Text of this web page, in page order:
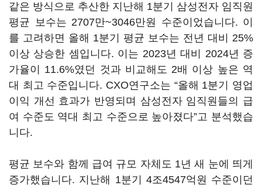
같은 방식으로 추산한 지난해 1분기 삼성전자 임직원
평균 보수는 2707만~3046만원 수준이었습니다. 이
를 고려하면 올해 1분기 평균 보수는 전년 대비 25%
이상 상승한 셈입니다. 이는 2023년 대비 2024년 증
가율이 11.6%였던 것과 비교해도 2배 이상 높은 역
대 최고 수준입니다. CXO연구소는 “올해 1분기 영업
이익 개선 효과가 반영되며 삼성전자 임직원들의 급
여 수준도 역대 최고 수준으로 높아졌다”고 분석했습
니다.
평균 보수와 함께 급여 규모 자체도 1년 새 눈에 띄게
증가했습니다. 지난해 1분기 4조4547억원 수준이던